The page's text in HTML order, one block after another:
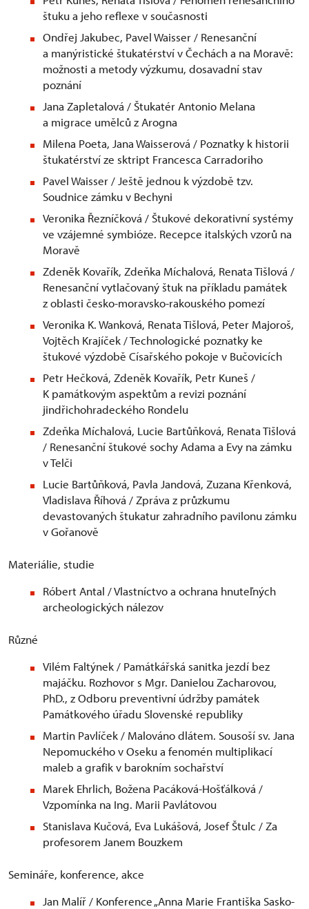
štuku a jeho reflexe v současnosti
Ondřej Jakubec, Pavel Waisser / Renesanční
a manýristické štukatérství v Čechách a na Moravě:
možnosti a metody výzkumu, dosavadní stav
poznání
Jana Zapletalová / Štukatér Antonio Melana
a migrace umělců z Arogna
Milena Poeta, Jana Waisserová / Poznatky k historii
štukatérství ze sktript Francesca Carradoriho
Pavel Waisser / Ještě jednou k výzdobě tzv.
Soudnice zámku v Bechyni
Veronika Řezníčková / Štukové dekorativní systémy
ve vzájemné symbióze. Recepce italských vzorů na
Moravě
Zdeněk Kovařík, Zdeňka Míchalová, Renata Tišlová /
Renesanční vytlačovaný štuk na příkladu památek
z oblasti česko-moravsko-rakouského pomezí
Veronika K. Wanková, Renata Tišlová, Peter Majoroš,
Vojtěch Krajíček / Technologické poznatky ke
štukové výzdobě Císařského pokoje v Bučovicích
Petr Hečková, Zdeněk Kovařík, Petr Kuneš /
K památkovým aspektům a revizi poznání
jindřichohradeckého Rondelu
Zdeňka Míchalová, Lucie Bartůňková, Renata Tišlová
/ Renesanční štukové sochy Adama a Evy na zámku
v Telči
Lucie Bartůňková, Pavla Jandová, Zuzana Křenková,
Vladislava Říhová / Zpráva z průzkumu
devastovaných štukatur zahradního pavilonu zámku
v Gořanově
Materiálie, studie
Róbert Antal / Vlastníctvo a ochrana hnuteľných
archeologických nálezov
Různé
Vilém Faltýnek / Památkářská sanitka jezdí bez
majáčku. Rozhovor s Mgr. Danielou Zacharovou,
PhD., z Odboru preventivní údržby památek
Památkového úřadu Slovenské republiky
Martin Pavlíček / Malováno dlátem. Sousoší sv. Jana
Nepomuckého v Oseku a fenomén multiplikací
maleb a grafik v barokním sochařství
Marek Ehrlich, Božena Pacáková-Hošťálková /
Vzpomínka na Ing. Marii Pavlátovou
Stanislava Kučová, Eva Lukášová, Josef Štulc / Za
profesorem Janem Bouzkem
Semináře, konference, akce
Jan Malíř / Konference „Anna Marie Františka Sasko-